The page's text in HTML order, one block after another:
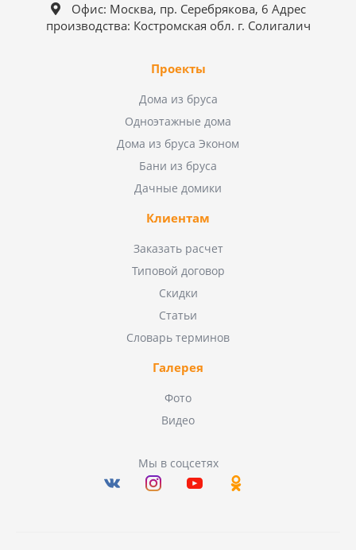
Офис: Москва, пр. Серебрякова, 6 Адрес
производства: Костромская обл. г. Солигалич
Проекты
Дома из бруса
Одноэтажные дома
Дома из бруса Эконом
Бани из бруса
Дачные домики
Клиентам
Заказать расчет
Типовой договор
Скидки
Статьи
Словарь терминов
Галерея
Фото
Видео
Мы в соцсетях